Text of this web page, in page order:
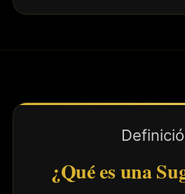
¿Qué es una